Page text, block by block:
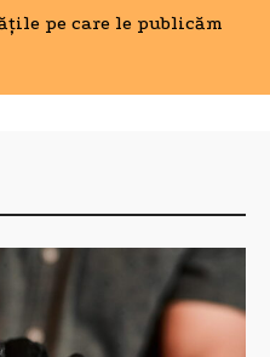
pe care le publicăm